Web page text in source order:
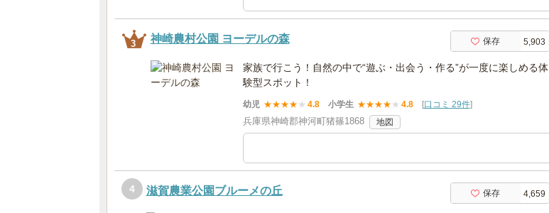
3 神崎農村公園 ヨーデルの森 保存 5,903
家族で行こう！自然の中で“遊ぶ・出会う・作る”が一度に楽しめる体
験型スポット！
幼児 ★★★★ ★ 4.8 小学生 ★★★★ ★ 4.8 [口コミ 29件]
兵庫県神崎郡神河町猪篠1868 地図
4 滋賀農業公園ブルーメの丘 保存 4,659